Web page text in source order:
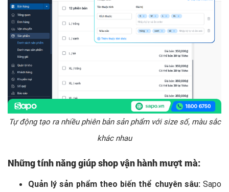
Tự động tạo ra nhiều phiên bản sản phẩm với size số, màu sắc
khác nhau
Những tính năng giúp shop vận hành mượt mà:
Quản lý sản phẩm theo biến thể chuyên sâu: Sapo